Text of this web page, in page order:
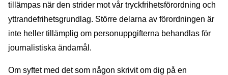
tillämpas när den strider mot vår tryckfrihetsförordning och
yttrandefrihetsgrundlag. Större delarna av förordningen är
inte heller tillämplig om personuppgifterna behandlas för
journalistiska ändamål.
Om syftet med det som någon skrivit om dig på en